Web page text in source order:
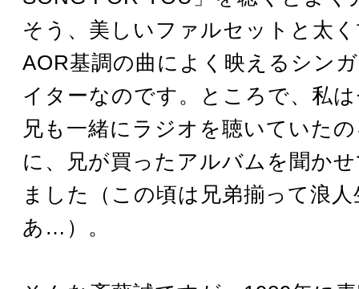
そう、美しいファルセットと太
AOR基調の曲によく映えるシン
イターなのです。ところで、私
兄も一緒にラジオを聴いていた
に、兄が買ったアルバムを聞か
ました（この頃は兄弟揃って浪
あ…）。